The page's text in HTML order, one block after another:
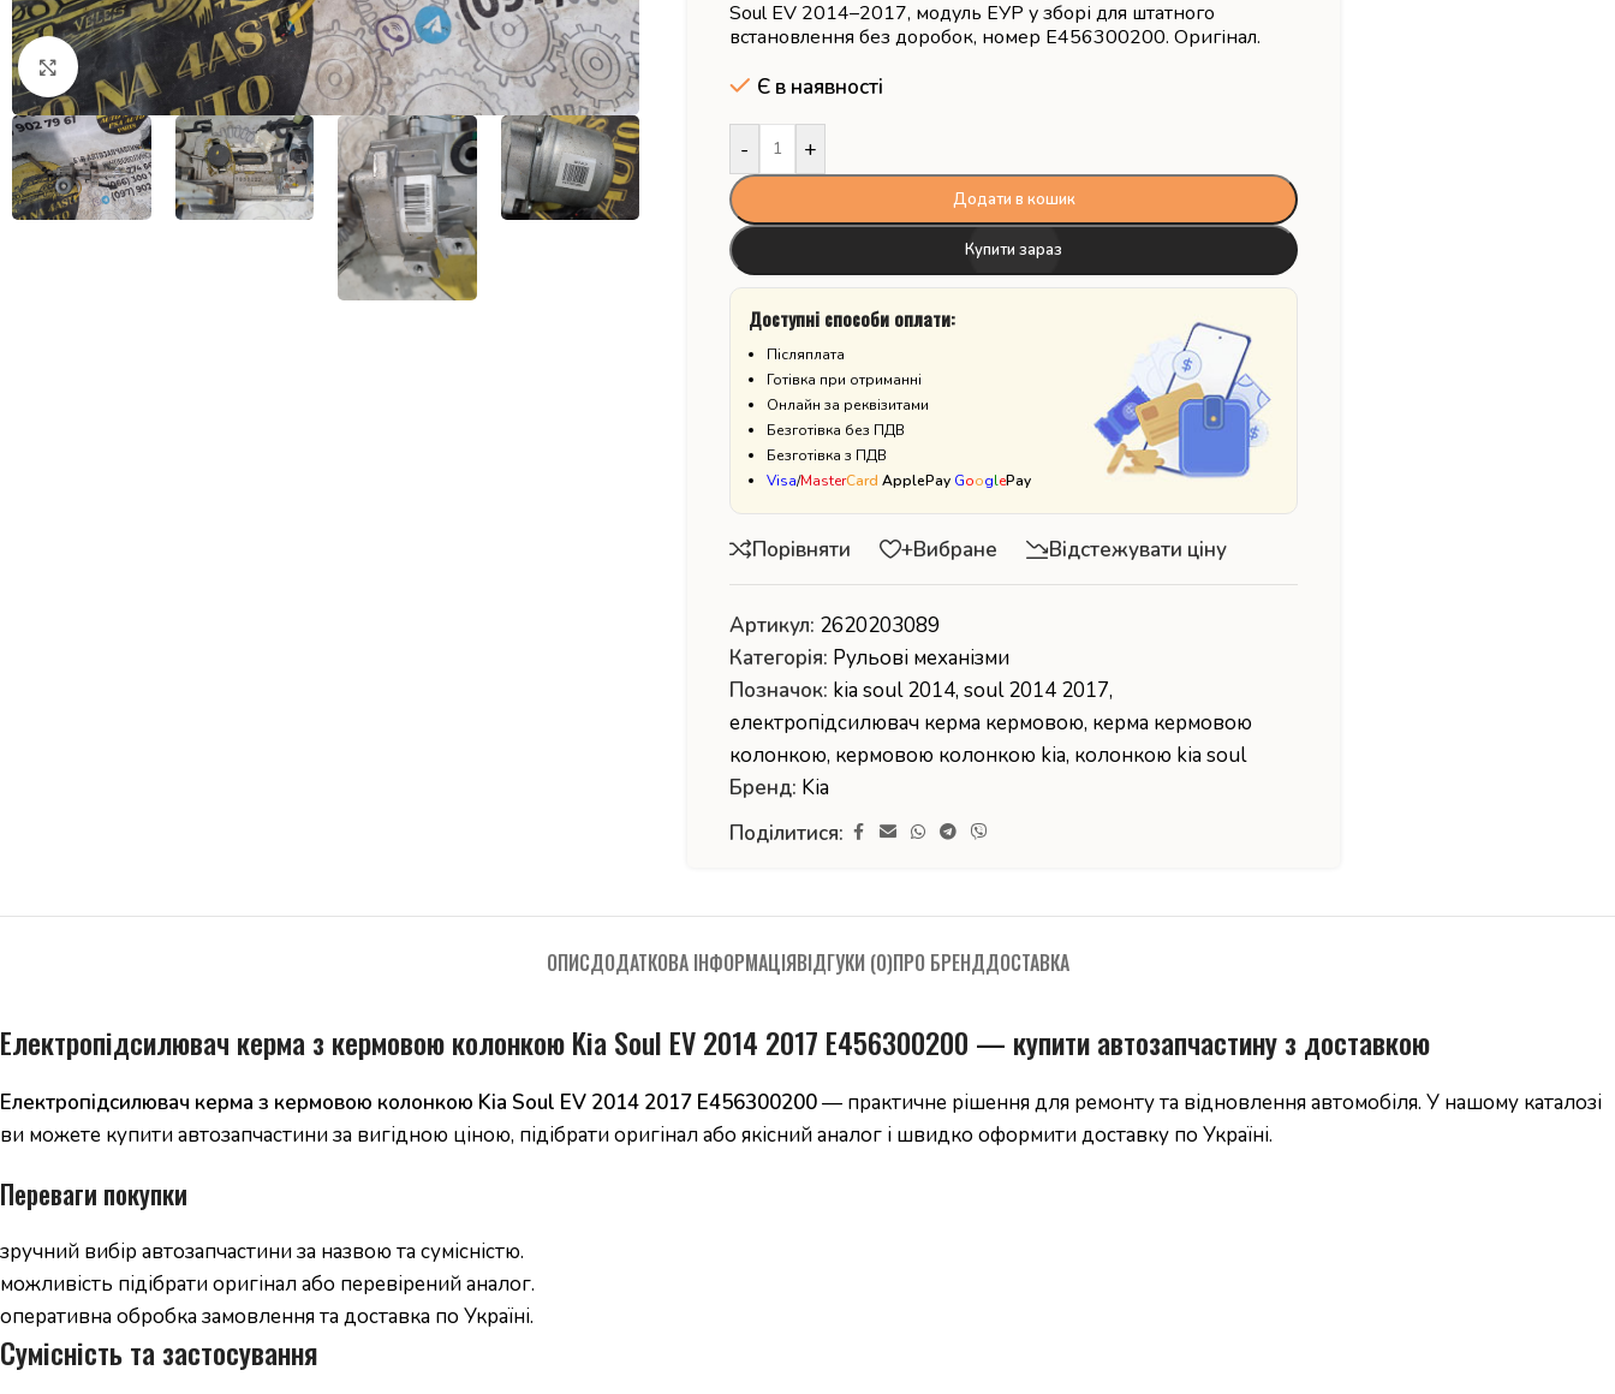
Натисніть, щоб збільшити
Soul EV 2014–2017, модуль ЕУР у зборі для штатного
встановлення без доробок, номер E456300200. Оригінал.
Є в наявності
- +
Додати в кошик
Купити зараз
Доступні способи оплати:
Післяплата
Готівка при отриманні
Онлайн за реквізитами
Безготівка без ПДВ
Безготівка з ПДВ
Visa/MasterCard ApplePay GooglePay
Порівняти +Вибране Відстежувати ціну
Артикул: 2620203089
Категорія: Рульові механізми
Позначок: kia soul 2014, soul 2014 2017,
електропідсилювач керма кермовою, керма кермовою
колонкою, кермовою колонкою kia, колонкою kia soul
Бренд: Kia
Поділитися:
ОПИСДОДАТКОВА ІНФОРМАЦІЯВІДГУКИ (0)ПРО БРЕНДДОСТАВКА
Електропідсилювач керма з кермовою колонкою Kia Soul EV 2014 2017 E456300200 — купити автозапчастину з доставкою
Електропідсилювач керма з кермовою колонкою Kia Soul EV 2014 2017 E456300200— практичне рішення для ремонту та відновлення автомобіля. У нашому каталозі
ви можете купити автозапчастини за вигідною ціною, підібрати оригінал або якісний аналог і швидко оформити доставку по Україні.
Переваги покупки
зручний вибір автозапчастини за назвою та сумісністю.
можливість підібрати оригінал або перевірений аналог.
оперативна обробка замовлення та доставка по Україні.
Сумісність та застосування